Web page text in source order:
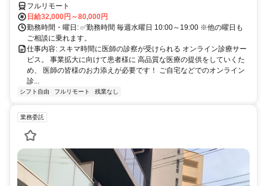
フルリモート
日給32,000円～80,000円
勤務時間・曜日: ✅勤務時間 毎週水曜日 10:00～19:00 ※他の曜日も
ご相談に乗れます。
仕事内容: スキマ時間に医師の診察が受けられる オンライン診療サー
ビス。 事業拡大に向けて患者様に 高品質な医療の提供をしていくた
め、 医師の皆様のお力添えが必要です！ ご自宅などでのオンライン
診...
シフト自由 フルリモート 残業なし
業務委託